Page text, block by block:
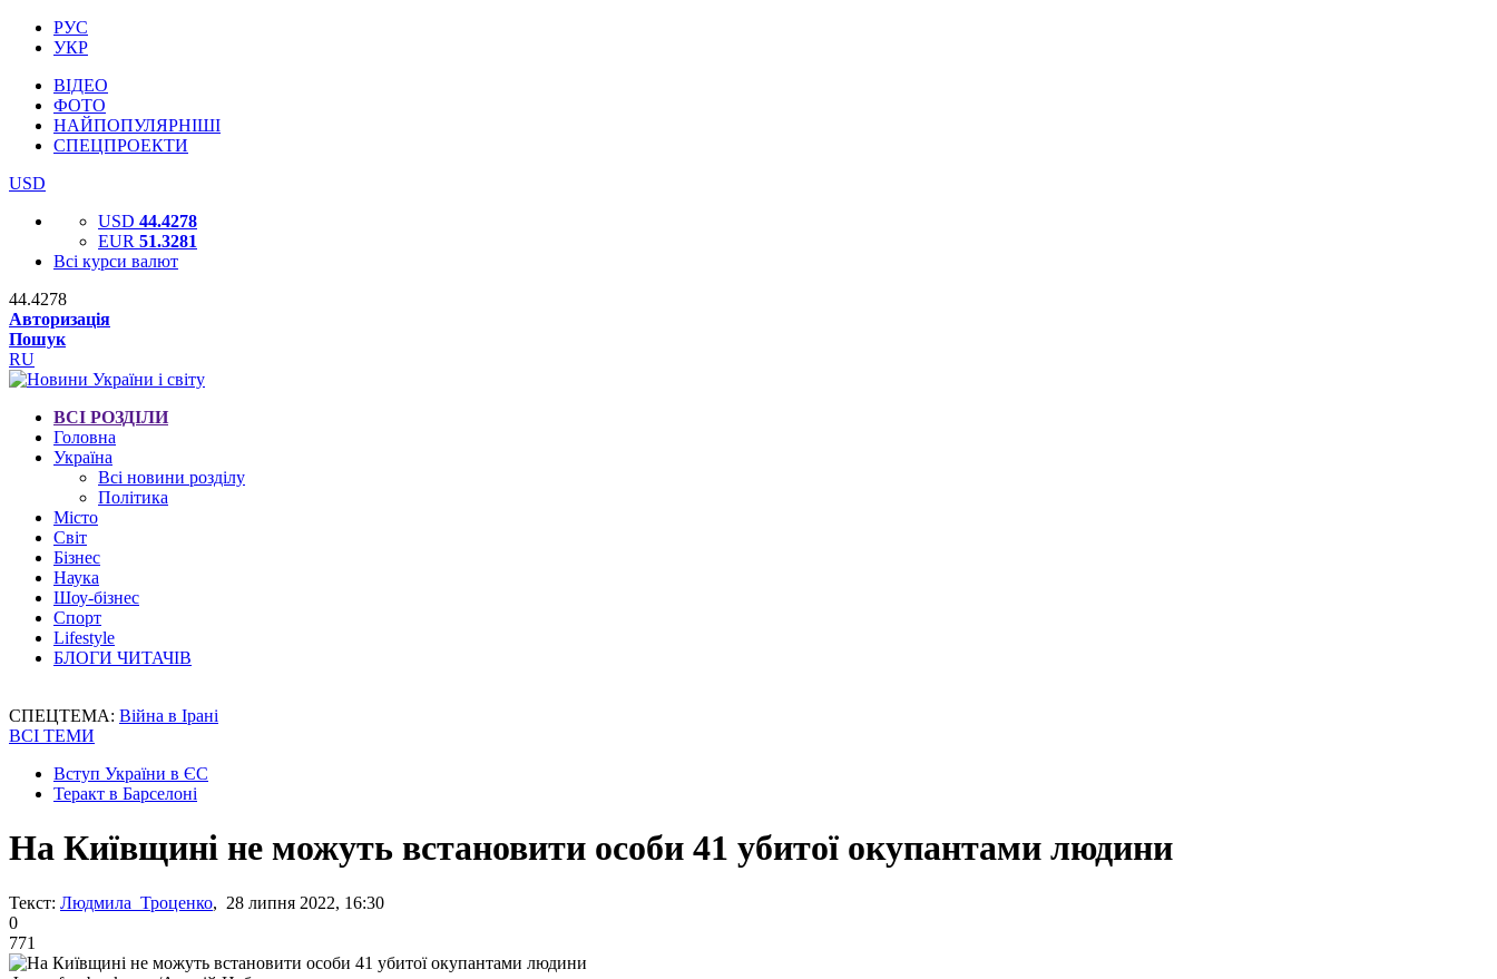
РУС
УКР
ВІДЕО
ФОТО
НАЙПОПУЛЯРНІШІ
СПЕЦПРОЕКТИ
USD
USD 44.4278
EUR 51.3281
Всі курси валют
44.4278
Авторизація
Пошук
RU
ВСІ РОЗДІЛИ
Головна
Україна
Всі новини розділу
Політика
Місто
Світ
Бізнес
Наука
Шоу-бізнес
Спорт
Lifestyle
БЛОГИ ЧИТАЧІВ
СПЕЦТЕМА: Війна в Ірані
ВСІ ТЕМИ
Вступ України в ЄС
Теракт в Барселоні
На Київщині не можуть встановити особи 41 убитої окупантами людини
Текст: Людмила Троценко, 28 липня 2022, 16:30
0
771